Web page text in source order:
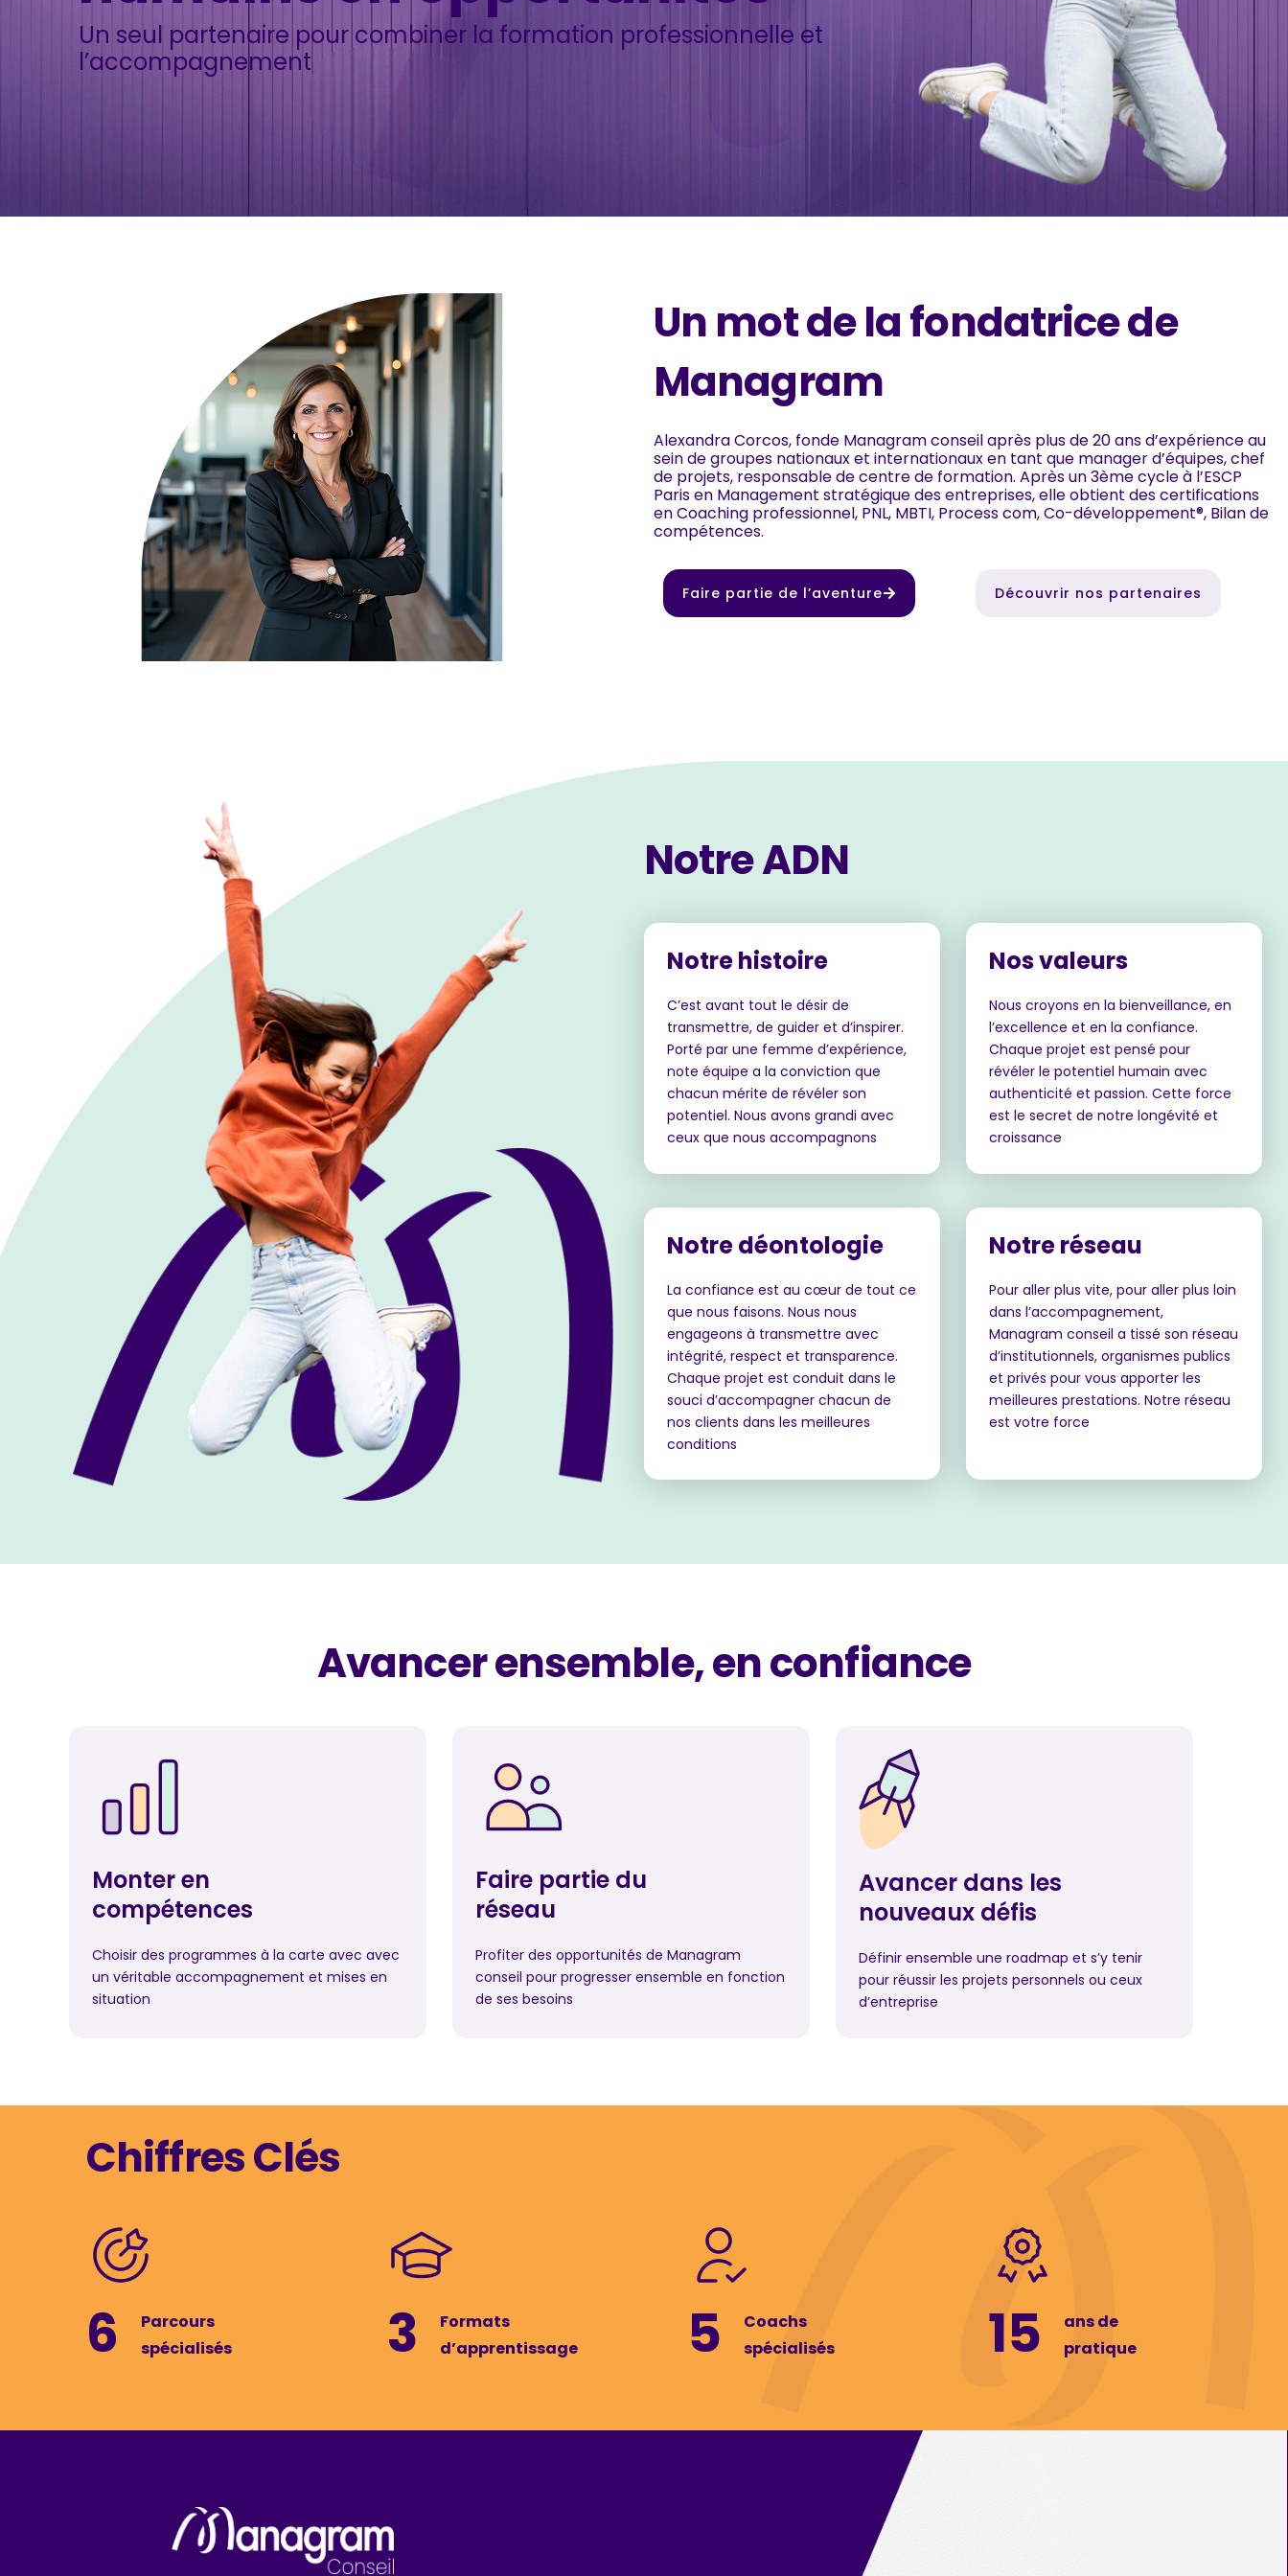
Un seul partenaire pour combiner la formation professionnelle et
l’accompagnement
Un mot de la fondatrice de
Managram
Alexandra Corcos, fonde Managram conseil après plus de 20 ans d’expérience au
sein de groupes nationaux et internationaux en tant que manager d’équipes, chef
de projets, responsable de centre de formation. Après un 3ème cycle à l’ESCP
Paris en Management stratégique des entreprises, elle obtient des certifications
en Coaching professionnel, PNL, MBTI, Process com, Co-développement®, Bilan de
compétences.
Faire partie de l’aventure Découvrir nos partenaires
Notre ADN
Notre histoire
C’est avant tout le désir de
transmettre, de guider et d’inspirer.
Porté par une femme d’expérience,
note équipe a la conviction que
chacun mérite de révéler son
potentiel. Nous avons grandi avec
ceux que nous accompagnons
Nos valeurs
Nous croyons en la bienveillance, en
l’excellence et en la confiance.
Chaque projet est pensé pour
révéler le potentiel humain avec
authenticité et passion. Cette force
est le secret de notre longévité et
croissance
Notre déontologie
La confiance est au cœur de tout ce
que nous faisons. Nous nous
engageons à transmettre avec
intégrité, respect et transparence.
Chaque projet est conduit dans le
souci d’accompagner chacun de
nos clients dans les meilleures
conditions
Notre réseau
Pour aller plus vite, pour aller plus loin
dans l’accompagnement,
Managram conseil a tissé son réseau
d’institutionnels, organismes publics
et privés pour vous apporter les
meilleures prestations. Notre réseau
est votre force
Avancer ensemble, en confiance
Monter en
compétences
Choisir des programmes à la carte avec avec
un véritable accompagnement et mises en
situation
Faire partie du
réseau
Profiter des opportunités de Managram
conseil pour progresser ensemble en fonction
de ses besoins
Avancer dans les
nouveaux défis
Définir ensemble une roadmap et s’y tenir
pour réussir les projets personnels ou ceux
d’entreprise
Chiffres Clés
6
Parcours
spécialisés
3
Formats
d’apprentissage
5
Coachs
spécialisés
15
ans de
pratique